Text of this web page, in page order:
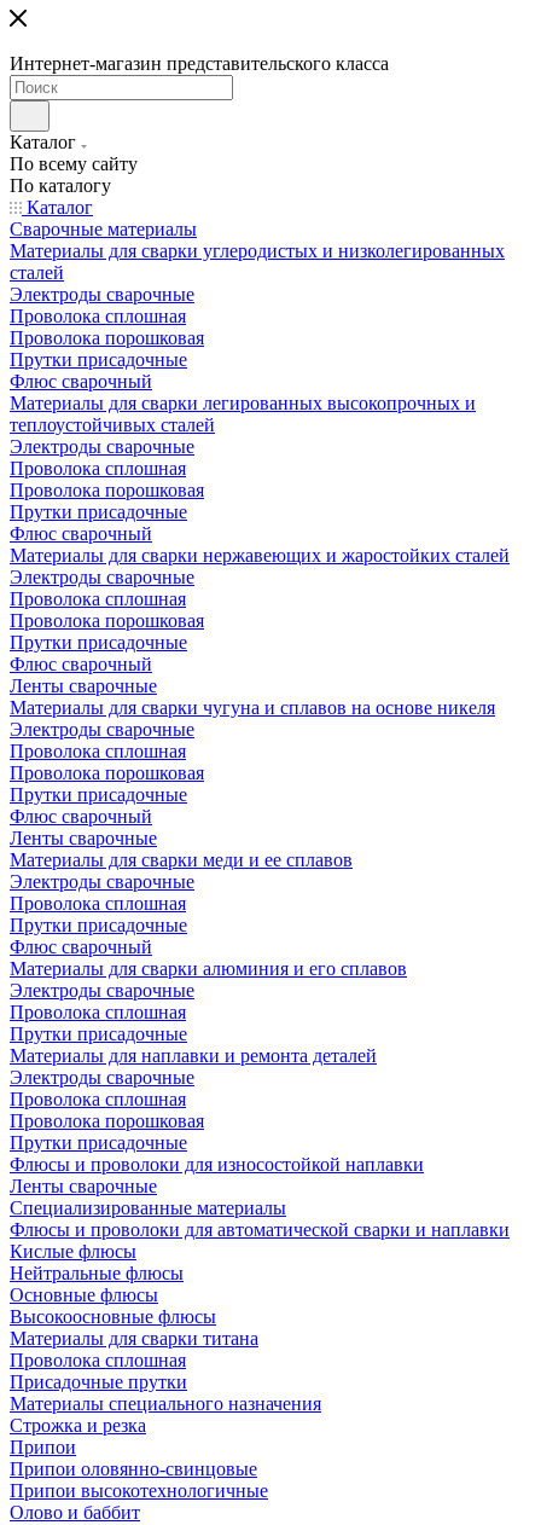
Интернет-магазин представительского класса
Каталог
По всему сайту
По каталогу
Каталог
Сварочные материалы
Материалы для сварки углеродистых и низколегированных
сталей
Электроды сварочные
Проволока сплошная
Проволока порошковая
Прутки присадочные
Флюс сварочный
Материалы для сварки легированных высокопрочных и
теплоустойчивых сталей
Электроды сварочные
Проволока сплошная
Проволока порошковая
Прутки присадочные
Флюс сварочный
Материалы для сварки нержавеющих и жаростойких сталей
Электроды сварочные
Проволока сплошная
Проволока порошковая
Прутки присадочные
Флюс сварочный
Ленты сварочные
Материалы для сварки чугуна и сплавов на основе никеля
Электроды сварочные
Проволока сплошная
Проволока порошковая
Прутки присадочные
Флюс сварочный
Ленты сварочные
Материалы для сварки меди и ее сплавов
Электроды сварочные
Проволока сплошная
Прутки присадочные
Флюс сварочный
Материалы для сварки алюминия и его сплавов
Электроды сварочные
Проволока сплошная
Прутки присадочные
Материалы для наплавки и ремонта деталей
Электроды сварочные
Проволока сплошная
Проволока порошковая
Прутки присадочные
Флюсы и проволоки для износостойкой наплавки
Ленты сварочные
Специализированные материалы
Флюсы и проволоки для автоматической сварки и наплавки
Кислые флюсы
Нейтральные флюсы
Основные флюсы
Высокоосновные флюсы
Материалы для сварки титана
Проволока сплошная
Присадочные прутки
Материалы специального назначения
Строжка и резка
Припои
Припои оловянно-свинцовые
Припои высокотехнологичные
Олово и баббит